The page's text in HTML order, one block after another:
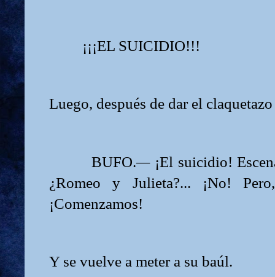
¡¡¡EL SUICIDIO!!!
Luego, después de dar el
BUFO.—¡El suicidio!
¿Romeo y Julieta?... ¡No!
¡Comenzamos!
Y se vuelve a meter a su baúl.